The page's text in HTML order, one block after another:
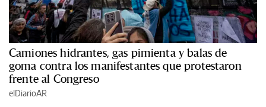
Camiones hidrantes, gas pimienta y balas de
goma contra los manifestantes que protestaron
frente al Congreso
elDiarioAR